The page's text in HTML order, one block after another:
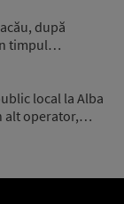
după
timpul…
local la Alba
alt operator,…